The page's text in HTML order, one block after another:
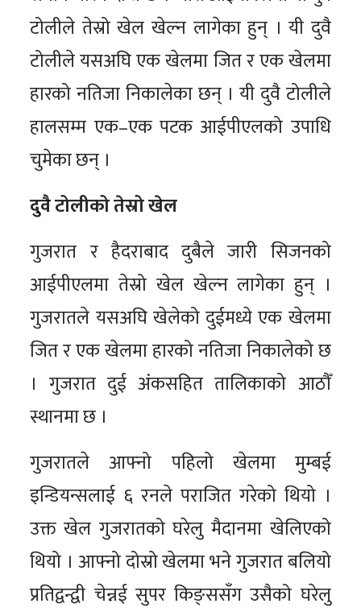
टोलीले तेस्रो खेल खेल्न लागेका हुन् । यी दुवै
टोलीले यसअघि एक खेलमा जित र एक खेलमा
हारको नतिजा निकालेका छन् । यी दुवै टोलीले
हालसम्म एक–एक पटक आईपीएलको उपाधि
चुमेका छन् ।
दुवै टोलीको तेस्रो खेल
गुजरात र हैदराबाद दुबैले जारी सिजनको
आईपीएलमा तेस्रो खेल खेल्न लागेका हुन् ।
गुजरातले यसअघि खेलेको दुईमध्ये एक खेलमा
जित र एक खेलमा हारको नतिजा निकालेको छ
। गुजरात दुई अंकसहित तालिकाको आठौँ
स्थानमा छ ।
गुजरातले आफ्नो पहिलो खेलमा मुम्बई
इन्डियन्सलाई ६ रनले पराजित गरेको थियो ।
उक्त खेल गुजरातको घरेलु मैदानमा खेलिएको
थियो । आफ्नो दोस्रो खेलमा भने गुजरात बलियो
प्रतिद्वन्द्वी चेन्नई सुपर किङ्ससँग उसैको घरेलु